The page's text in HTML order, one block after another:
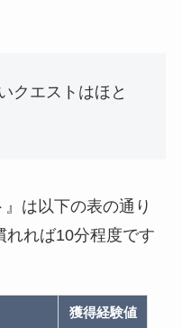
クエストはほと
』は以下の表の通り
れれば10分程度です
獲得経験値